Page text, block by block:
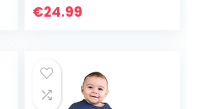
pluche
€24.99